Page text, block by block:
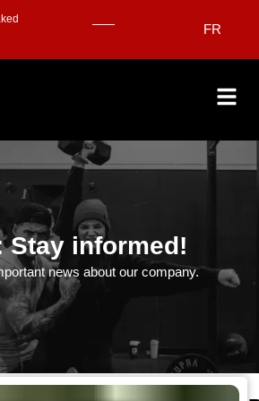
FR
Stay informed!
news about our company.